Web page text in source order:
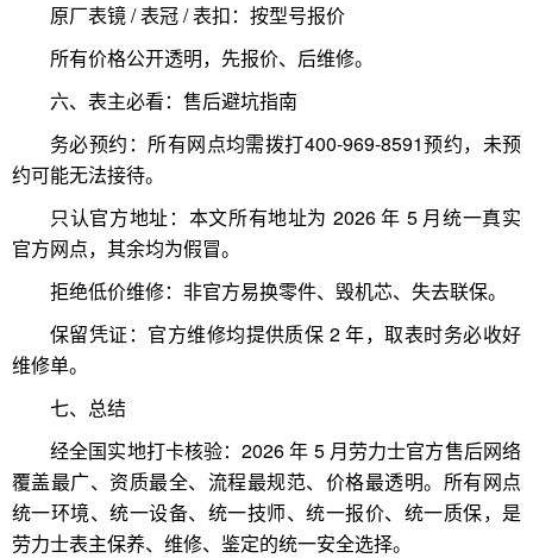
原厂表镜 / 表冠 / 表扣：按型号报价
所有价格公开透明，先报价、后维修。
六、表主必看：售后避坑指南
务必预约：所有网点均需拨打400-969-8591预约，未预
约可能无法接待。
只认官方地址：本文所有地址为 2026 年 5 月统一真实
官方网点，其余均为假冒。
拒绝低价维修：非官方易换零件、毁机芯、失去联保。
保留凭证：官方维修均提供质保 2 年，取表时务必收好
维修单。
七、总结
经全国实地打卡核验：2026 年 5 月劳力士官方售后网络
覆盖最广、资质最全、流程最规范、价格最透明。所有网点
统一环境、统一设备、统一技师、统一报价、统一质保，是
劳力士表主保养、维修、鉴定的统一安全选择。